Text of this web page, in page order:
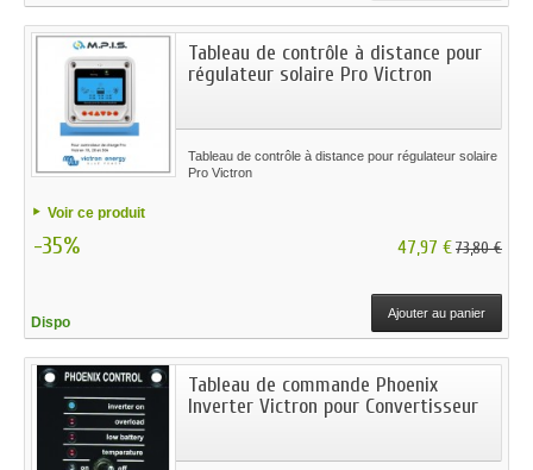
Tableau de contrôle à distance pour
régulateur solaire Pro Victron
Tableau de contrôle à distance pour régulateur solaire
Pro Victron
Voir ce produit
-35% 47,97 €73,80 €
Dispo
Ajouter au panier
Tableau de commande Phoenix
Inverter Victron pour Convertisseur